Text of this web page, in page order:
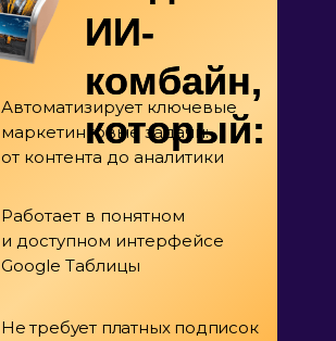
ИИ-
комбайн,
который:
Автоматизирует ключевые
маркетинговые задачи:
от контента до аналитики
Работает в понятном
и доступном интерфейсе
Google Таблицы
Не требует платных подписок